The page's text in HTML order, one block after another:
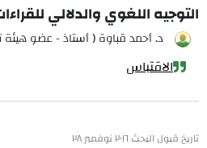
التوجيه اللغوي والدلالي
د. أحمد قباوة ( أستاذ - عضو هيئة
الاقتباس
تاريخ قبول البحث ٢٠١٦ نوفمبر ٢٨